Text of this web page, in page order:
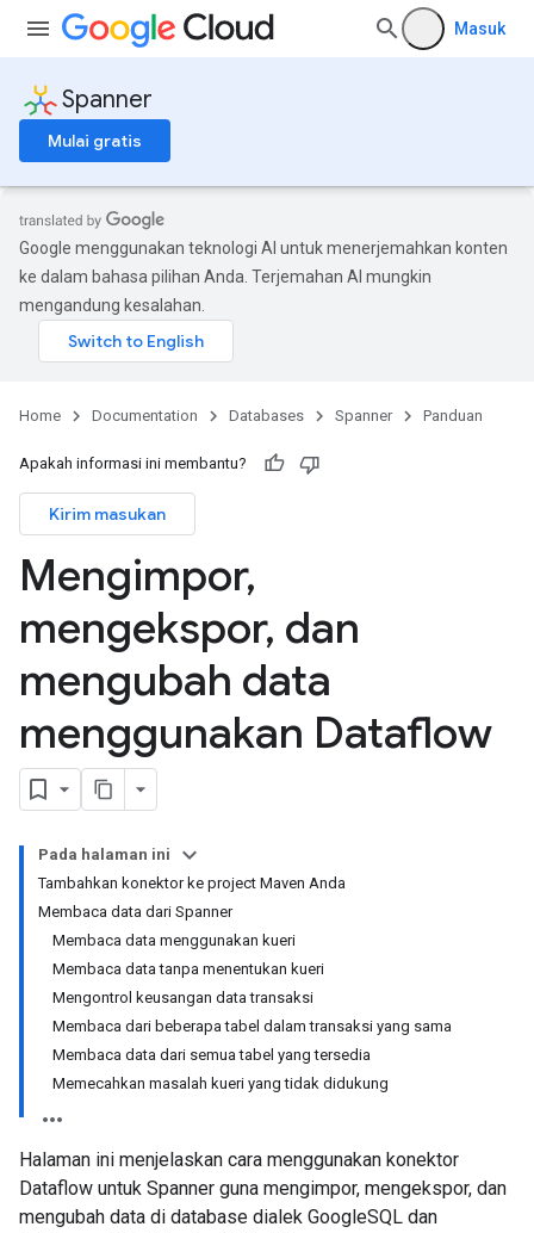
Masuk
Spanner
Mulai gratis
Google menggunakan teknologi AI untuk menerjemahkan konten
ke dalam bahasa pilihan Anda. Terjemahan AI mungkin
mengandung kesalahan.
Home Documentation Databases Spanner Panduan
Apakah informasi ini membantu?
Kirim masukan
Mengimpor,
mengekspor, dan
mengubah data
menggunakan Dataflow
Pada halaman ini
Tambahkan konektor ke project Maven Anda
Membaca data dari Spanner
Membaca data menggunakan kueri
Membaca data tanpa menentukan kueri
Mengontrol keusangan data transaksi
Membaca dari beberapa tabel dalam transaksi yang sama
Membaca data dari semua tabel yang tersedia
Memecahkan masalah kueri yang tidak didukung
Halaman ini menjelaskan cara menggunakan konektor
Dataflow untuk Spanner guna mengimpor, mengekspor, dan
mengubah data di database dialek GoogleSQL dan